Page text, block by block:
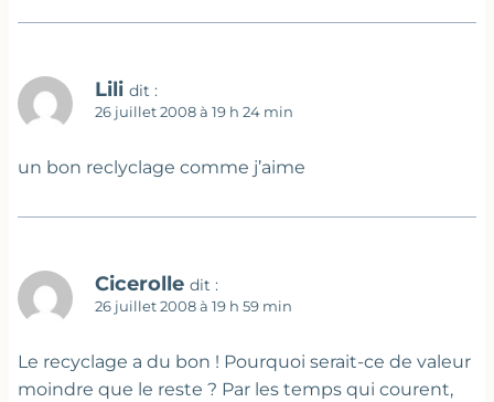
Lili dit :
26 juillet 2008 à 19 h 24 min
un bon reclyclage comme j’aime
Cicerolle dit :
26 juillet 2008 à 19 h 59 min
Le recyclage a du bon ! Pourquoi serait-ce de valeur
moindre que le reste ? Par les temps qui courent,